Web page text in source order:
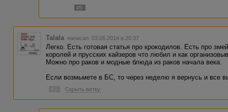
#9
Talala написал 03.06.2014 в 20:37
Легко. Есть готовая статья про крокодилов. Есть про
королей и прусских кайзеров что любил и как
Можно про раков и модные блюда из раков начала века.
Если возмьмете в БС, то через неделю я вернусь и все
Скрыть ветку